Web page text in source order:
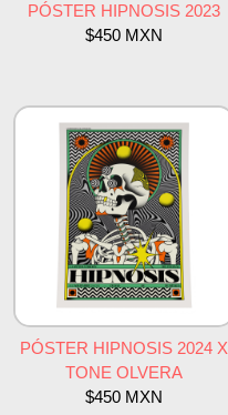
PÓSTER HIPNOSIS 2023
$450 MXN
PÓSTER HIPNOSIS 2024 X
TONE OLVERA
$450 MXN